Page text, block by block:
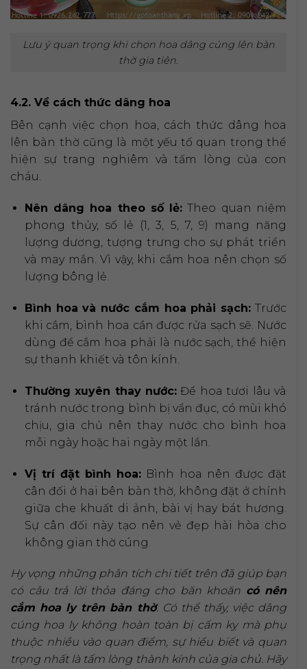
Lưu ý quan trọng khi chọn hoa dâng cúng lên bàn
thờ gia tiên.
4.2. Về cách thức dâng hoa
Bên cạnh việc chọn hoa, cách thức dâng hoa
lên bàn thờ cũng là một yếu tố quan trọng thể
hiện sự trang nghiêm và tấm lòng của con
cháu.
Nên dâng hoa theo số lẻ: Theo quan niệm
phong thủy, số lẻ (1, 3, 5, 7, 9) mang năng
lượng dương, tượng trưng cho sự phát triển
và may mắn. Vì vậy, khi cắm hoa nên chọn số
lượng bông lẻ.
Bình hoa và nước cắm hoa phải sạch: Trước
khi cắm, bình hoa cần được rửa sạch sẽ. Nước
dùng để cắm hoa phải là nước sạch, thể hiện
sự thanh khiết và tôn kính.
Thường xuyên thay nước: Để hoa tươi lâu và
tránh nước trong bình bị vẩn đục, có mùi khó
chịu, gia chủ nên thay nước cho bình hoa
mỗi ngày hoặc hai ngày một lần.
Vị trí đặt bình hoa: Bình hoa nên được đặt
cân đối ở hai bên bàn thờ, không đặt ở chính
giữa che khuất di ảnh, bài vị hay bát hương.
Sự cân đối này tạo nên vẻ đẹp hài hòa cho
không gian thờ cúng.
Hy vọng những phân tích chi tiết trên đã giúp bạn
có câu trả lời thỏa đáng cho băn khoăn có nên
cắm hoa ly trên bàn thờ. Có thể thấy, việc dâng
cúng hoa ly không hoàn toàn bị cấm kỵ mà phụ
thuộc nhiều vào quan điểm, sự hiểu biết và quan
trọng nhất là tấm lòng thành kính của gia chủ. Hãy